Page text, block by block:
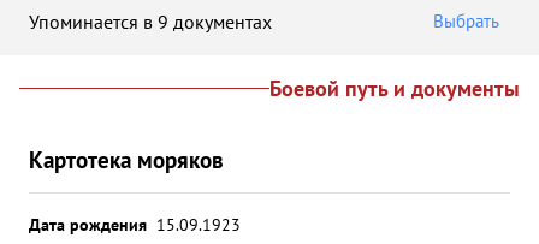
Упоминается в 9 документах Выбрать
Боевой путь и документы
Картотека моряков
Дата рождения 15.09.1923